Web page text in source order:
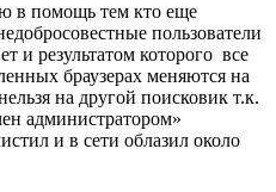
в помощь тем кто еще
пользователи
и результатом которого все
браузерах меняются на
на другой поисковик т.к.
администратором»
и в сети облазил около